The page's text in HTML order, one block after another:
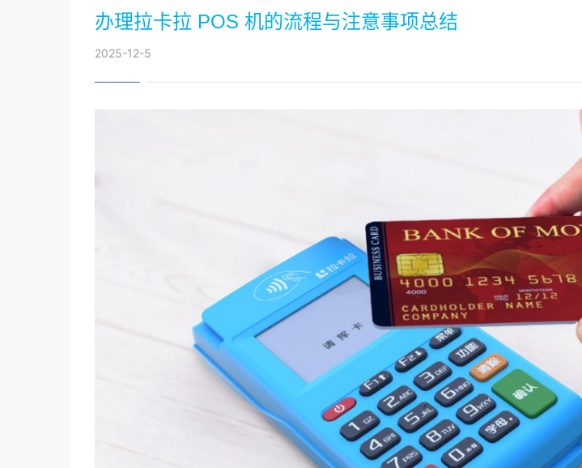
办理拉卡拉 POS 机的流程与注意事项总结
2025-12-5